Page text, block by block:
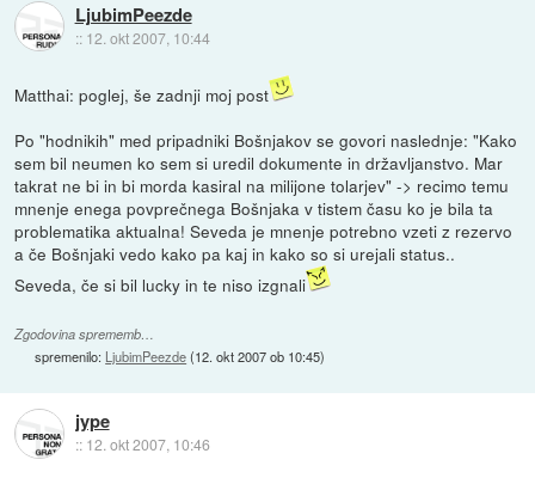
LjubimPeezde
:: 12. okt 2007, 10:44
Matthai: poglej, še zadnji moj post
Po "hodnikih" med pripadniki Bošnjakov se govori naslednje: "Kako
sem bil neumen ko sem si uredil dokumente in državljanstvo. Mar
takrat ne bi in bi morda kasiral na milijone tolarjev" -> recimo temu
mnenje enega povprečnega Bošnjaka v tistem času ko je bila ta
problematika aktualna! Seveda je mnenje potrebno vzeti z rezervo
a če Bošnjaki vedo kako pa kaj in kako so si urejali status..
Seveda, če si bil lucky in te niso izgnali
Zgodovina sprememb…
spremenilo: LjubimPeezde(12. okt 2007 ob 10:45)
jype
:: 12. okt 2007, 10:46